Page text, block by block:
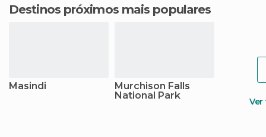
Destinos próximos mais populares
Masindi
Murchison Falls
National Park